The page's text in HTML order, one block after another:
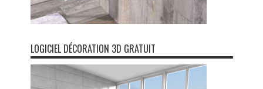
LOGICIEL DÉCORATION 3D GRATUIT